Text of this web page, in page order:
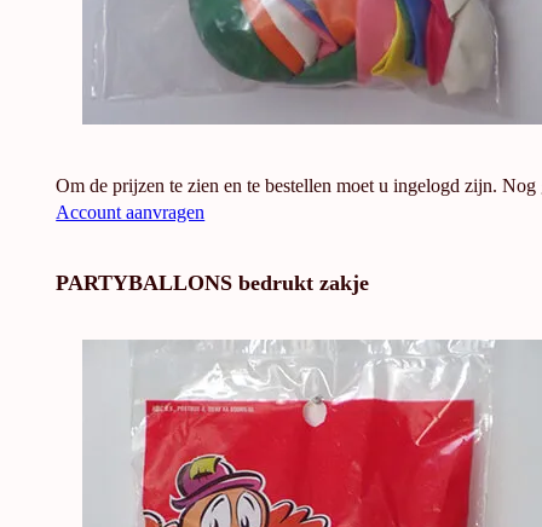
Om de prijzen te zien en te bestellen moet u ingelogd zijn. Nog
Account aanvragen
PARTYBALLONS bedrukt zakje